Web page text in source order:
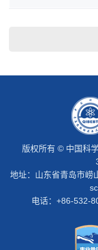
版权所有 © 中国科
地址：山东省青岛市
电话：+86-532-